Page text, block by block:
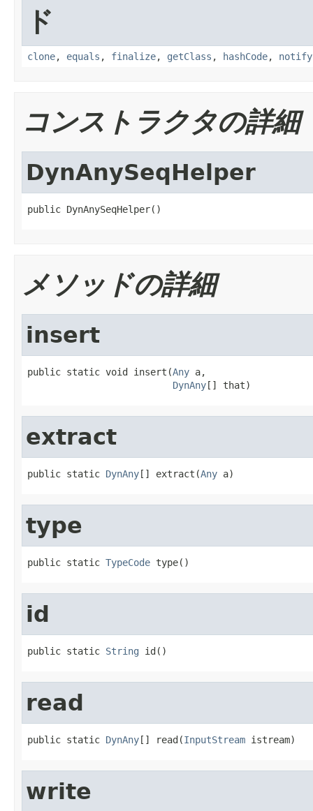
ド
clone, equals , finalize, getClass , hashCode, notify
コンストラクタの詳細
DynAnySeqHelper
public DynAnySeqHelper()
メソッドの詳細
insert
public static void insert(Any a,
DynAny[] that)
extract
public static DynAny[] extract(Any a)
type
public static TypeCode type()
id
public static String id()
read
public static DynAny[] read(InputStream istream)
write